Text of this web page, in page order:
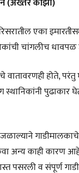
एका
चांगलीच धावपळ
वातावरणही होते,
पुढाकार
जळाल्याने
अन्य काही कारण
पसरली व संपूर्ण